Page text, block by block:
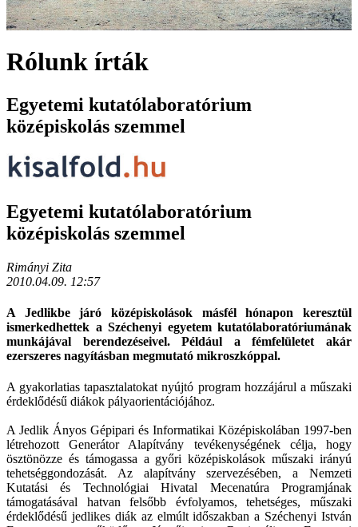
Rólunk írták
Egyetemi kutatólaboratórium
középiskolás szemmel
Egyetemi kutatólaboratórium
középiskolás szemmel
Rimányi Zita
2010.04.09. 12:57
A Jedlikbe járó középiskolások másfél hónapon keresztül
ismerkedhettek a Széchenyi egyetem kutatólaboratóriumának
munkájával berendezéseivel. Például a fémfelületet akár
ezerszeres nagyításban megmutató mikroszkóppal.
A gyakorlatias tapasztalatokat nyújtó program hozzájárul a műszaki
érdeklődésű diákok pályaorientációjához.
A Jedlik Ányos Gépipari és Informatikai Középiskolában 1997-ben
létrehozott Generátor Alapítvány tevékenységének célja, hogy
ösztönözze és támogassa a győri középiskolások műszaki irányú
tehetséggondozását. Az alapítvány szervezésében, a Nemzeti
Kutatási és Technológiai Hivatal Mecenatúra Programjának
támogatásával hatvan felsőbb évfolyamos, tehetséges, műszaki
érdeklődésű jedlikes diák az elmúlt időszakban a Széchenyi István